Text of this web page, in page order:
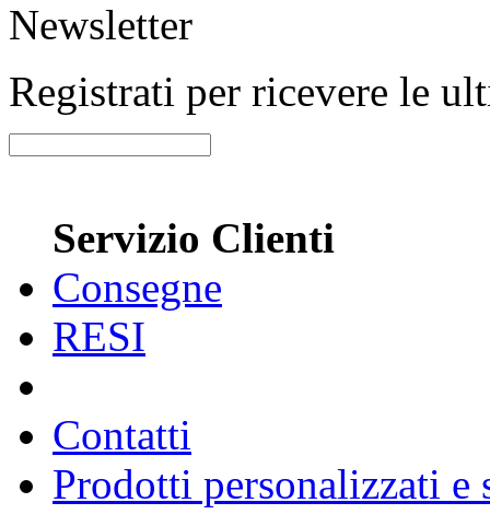
Newsletter
Registrati per ricevere le
Servizio Clienti
Consegne
RESI
Contatti
Prodotti personalizzati e